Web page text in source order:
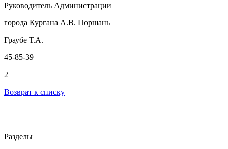
Руководитель Администрации
города Кургана А.В. Поршань
Граубе Т.А.
45-85-39
2
Возврат к списку
Разделы